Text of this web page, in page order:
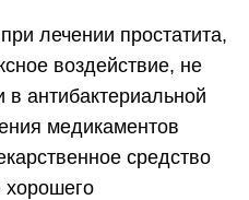
лечении простатита,
воздействие, не
в антибактериальной
медикаментов
средство
хорошего